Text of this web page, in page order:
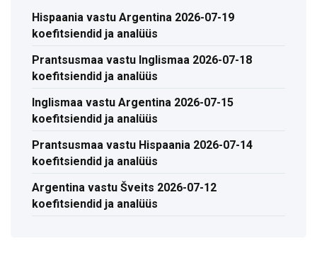
Hispaania vastu Argentina 2026-07-19
koefitsiendid ja analüüs
Prantsusmaa vastu Inglismaa 2026-07-18
koefitsiendid ja analüüs
Inglismaa vastu Argentina 2026-07-15
koefitsiendid ja analüüs
Prantsusmaa vastu Hispaania 2026-07-14
koefitsiendid ja analüüs
Argentina vastu Šveits 2026-07-12
koefitsiendid ja analüüs